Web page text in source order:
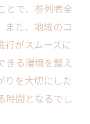
とで、参列者全
また、地域のコ
行がスムーズに
きる環境を整え
りを大切にした
時間となるでし